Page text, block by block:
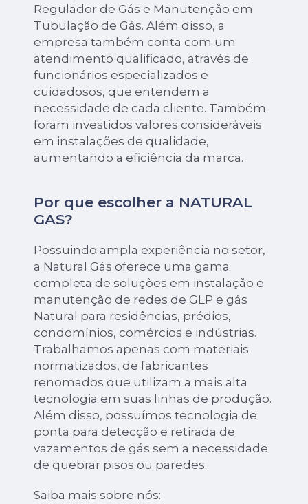
Regulador de Gás e Manutenção em
Tubulação de Gás. Além disso, a
empresa também conta com um
atendimento qualificado, através de
funcionários especializados e
cuidadosos, que entendem a
necessidade de cada cliente. Também
foram investidos valores consideráveis
em instalações de qualidade,
aumentando a eficiência da marca.
Por que escolher a NATURAL
GAS?
Possuindo ampla experiência no setor,
a Natural Gás oferece uma gama
completa de soluções em instalação e
manutenção de redes de GLP e gás
Natural para residências, prédios,
condomínios, comércios e indústrias.
Trabalhamos apenas com materiais
normatizados, de fabricantes
renomados que utilizam a mais alta
tecnologia em suas linhas de produção.
Além disso, possuímos tecnologia de
ponta para detecção e retirada de
vazamentos de gás sem a necessidade
de quebrar pisos ou paredes.
Saiba mais sobre nós: